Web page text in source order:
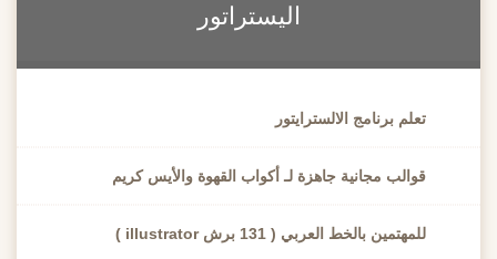
اليستراتور
تعلم برنامج الالسترايتور
قوالب مجانية جاهزة لـ أكواب القهوة والأيس كريم
للمهتمين بالخط العربي ( 131 برش illustrator )